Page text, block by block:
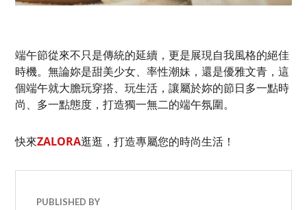
端午節從來不只是傳統的延續，更是展現自我風格的絕佳
時機。無論妳是甜美少女、率性潮妹，還是優雅文青，這
個端午就大膽玩穿搭、玩生活，讓屬於妳的節日多一點時
尚、多一點態度，打造獨一無二的端午氛圍。
快來ZALORA逛逛，打造專屬您的時尚生活！
PUBLISHED BY